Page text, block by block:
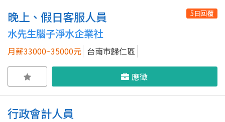
晚上、假日客服人員 5日回覆
水先生腦子淨水企業社
月薪33000~35000元 台南市歸仁區
應徵
行政會計人員